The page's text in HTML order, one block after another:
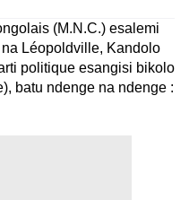
(M.N.C.) esalemi
Léopoldville, Kandolo
politique esangisi bikolo
batu ndenge na ndenge :